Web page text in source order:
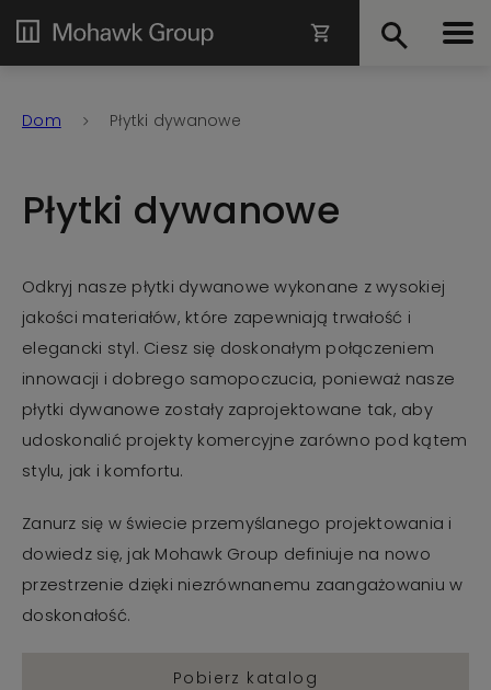
Dom Płytki dywanowe
Płytki dywanowe
Odkryj nasze płytki dywanowe wykonane z wysokiej
jakości materiałów, które zapewniają trwałość i
elegancki styl. Ciesz się doskonałym połączeniem
innowacji i dobrego samopoczucia, ponieważ nasze
płytki dywanowe zostały zaprojektowane tak, aby
udoskonalić projekty komercyjne zarówno pod kątem
stylu, jak i komfortu.
Zanurz się w świecie przemyślanego projektowania i
dowiedz się, jak Mohawk Group definiuje na nowo
przestrzenie dzięki niezrównanemu zaangażowaniu w
doskonałość.
Pobierz katalog